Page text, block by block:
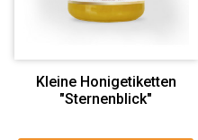
Kleine Honigetiketten
"Sternenblick"